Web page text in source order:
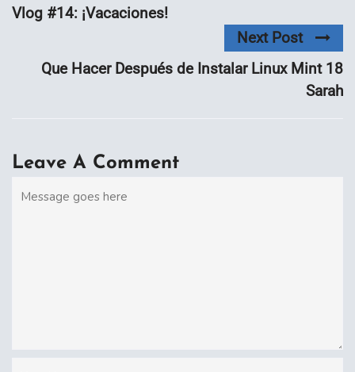
Vlog #14: ¡Vacaciones!
Next Post
Que Hacer Después de Instalar Linux Mint 18
Sarah
Leave A Comment